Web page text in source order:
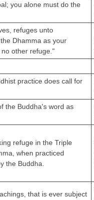
you alone must do the
refuges unto
Dhamma as your
other refuge."
practice does call for
the Buddha's word as
refuge in the Triple
when practiced
the Buddha.
that is ever subject